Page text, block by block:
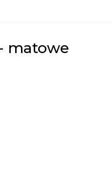
matowe